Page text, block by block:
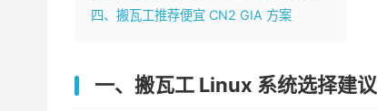
四、搬瓦工推荐便宜 CN2 GIA 方案
一、搬瓦工 Linux 系统选择建议